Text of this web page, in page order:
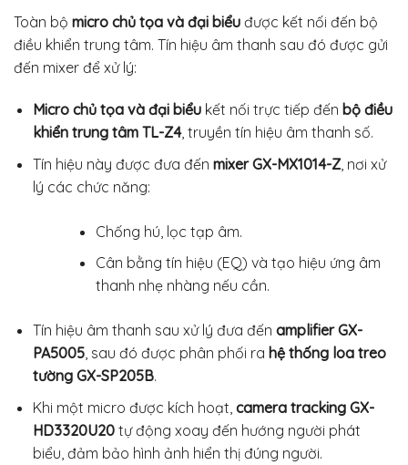
Toàn bộ micro chủ tọa và đại biểu được kết nối đến bộ
điều khiển trung tâm. Tín hiệu âm thanh sau đó được gửi
đến mixer để xử lý:
Micro chủ tọa và đại biểukết nối trực tiếp đến bộ điều
khiển trung tâm TL-Z4, truyền tín hiệu âm thanh số.
Tín hiệu này được đưa đến mixer GX-MX1014-Z, nơi xử
lý các chức năng:
Chống hú, lọc tạp âm.
Cân bằng tín hiệu (EQ) và tạo hiệu ứng âm
thanh nhẹ nhàng nếu cần.
Tín hiệu âm thanh sau xử lý đưa đến amplifier GX-
PA5005, sau đó được phân phối ra hệ thống loa treo
tường GX-SP205B.
Khi một micro được kích hoạt, camera tracking GX-
HD3320U20tự động xoay đến hướng người phát
biểu, đảm bảo hình ảnh hiển thị đúng người.